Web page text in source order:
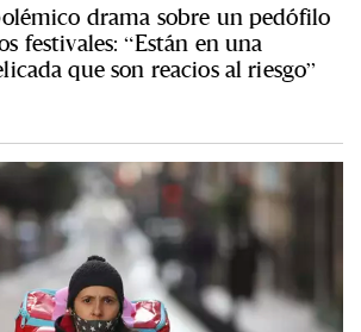
drama sobre un pedófilo
festivales: “Están en una
que son reacios al riesgo”